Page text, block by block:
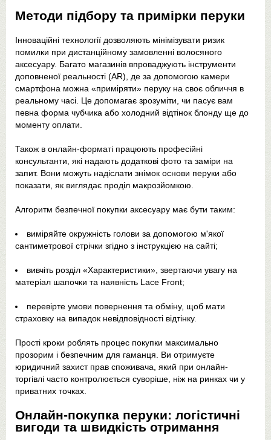
Методи підбору та примірки перуки
Інноваційні технології дозволяють мінімізувати ризик
помилки при дистанційному замовленні волосяного
аксесуару. Багато магазинів впроваджують інструменти
доповненої реальності (AR), де за допомогою камери
смартфона можна «приміряти» перуку на своє обличчя в
реальному часі. Це допомагає зрозуміти, чи пасує вам
певна форма чубчика або холодний відтінок блонду ще до
моменту оплати.
Також в онлайн-форматі працюють професійні
консультанти, які надають додаткові фото та заміри на
запит. Вони можуть надіслати знімок основи перуки або
показати, як виглядає проділ макрозйомкою.
Алгоритм безпечної покупки аксесуару має бути таким:
виміряйте окружність голови за допомогою м'якої
сантиметрової стрічки згідно з інструкцією на сайті;
вивчіть розділ «Характеристики», звертаючи увагу на
матеріал шапочки та наявність Lace Front;
перевірте умови повернення та обміну, щоб мати
страховку на випадок невідповідності відтінку.
Прості кроки роблять процес покупки максимально
прозорим і безпечним для гаманця. Ви отримуєте
юридичний захист прав споживача, який при онлайн-
торгівлі часто контролюється суворіше, ніж на ринках чи у
приватних точках.
Онлайн-покупка перуки: логістичні
вигоди та швидкість отримання